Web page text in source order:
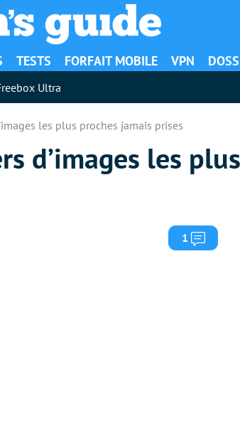
TESTS FORFAIT MOBILE VPN
Ultra
les plus proches jamais prises
d’images les
1